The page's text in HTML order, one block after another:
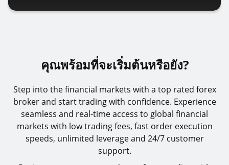
คุณพร้อมที่จะเริ่มต้นหรือยัง?
Step into the financial markets with a top rated forex
broker and start trading with confidence. Experience
seamless and real-time access to global financial
markets with low trading fees, fast order execution
speeds, unlimited leverage and 24/7 customer
support.